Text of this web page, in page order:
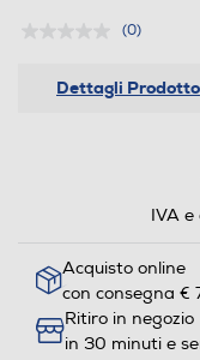
(0)
Dettagli Prodotto
IVA e
Acquisto online
con consegna €
Ritiro in negozio
in 30 minuti e